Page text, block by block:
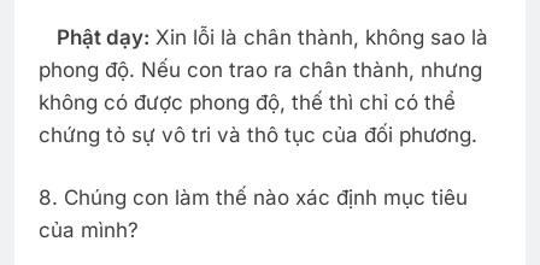
Phật dạy: Xin lỗi là chân thành, không sao là
phong độ. Nếu con trao ra chân thành, nhưng
không có được phong độ, thế thì chỉ có thể
chứng tỏ sự vô tri và thô tục của đối phương.
8. Chúng con làm thế nào xác định mục tiêu
của mình?